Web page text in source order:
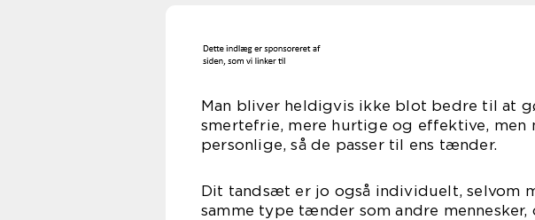
Man bliver heldigvis ikke blot bedre til at
smertefrie, mere hurtige og effektive, men
personlige, så de passer til ens tænder.
Dit tandsæt er jo også individuelt, selvom
samme type tænder som andre